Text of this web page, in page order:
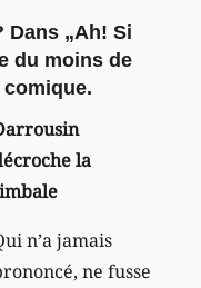
Dans „Ah! Si
du moins de
la
n’a jamais
ne fusse